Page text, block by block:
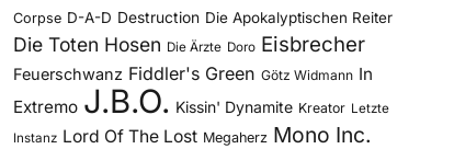
Corpse D-A-D Destruction Die Apokalyptischen Reiter
Die Toten Hosen Die Ärzte Doro Eisbrecher
Feuerschwanz Fiddler's Green Götz Widmann In
Extremo J.B.O. Kissin' Dynamite Kreator Letzte
Instanz Lord Of The Lost Megaherz Mono Inc.